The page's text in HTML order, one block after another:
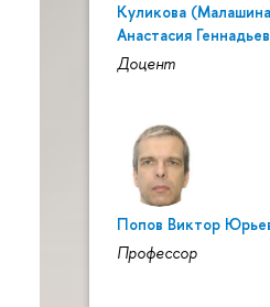
Куликова
Анастасия
Доцент
Попов Виктор
Профессор